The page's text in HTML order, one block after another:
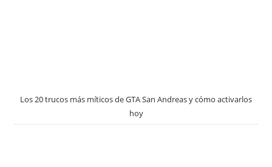
Los 20 trucos más míticos de GTA San Andreas y cómo activarlos
hoy